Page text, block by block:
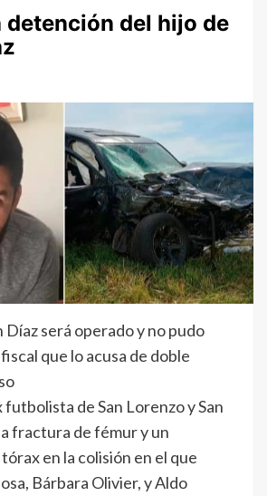
detención del hijo de
Díaz será operado y no pudo
que lo acusa de doble
futbolista de San Lorenzo y San
fractura de fémur y un
en la colisión en el que
Bárbara Olivier, y Aldo